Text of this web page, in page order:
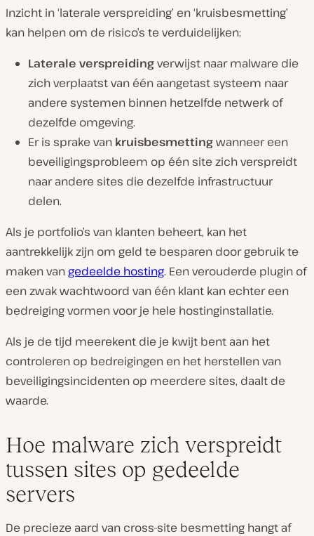
Inzicht in ‘laterale verspreiding’ en ‘kruisbesmetting’
kan helpen om de risico’s te verduidelijken:
Laterale verspreidingverwijst naar malware die
zich verplaatst van één aangetast systeem naar
andere systemen binnen hetzelfde netwerk of
dezelfde omgeving.
Er is sprake van kruisbesmettingwanneer een
beveiligingsprobleem op één site zich verspreidt
naar andere sites die dezelfde infrastructuur
delen.
Als je portfolio’s van klanten beheert, kan het
aantrekkelijk zijn om geld te besparen door gebruik te
maken vangedeelde hosting. Een verouderde plugin of
een zwak wachtwoord van één klant kan echter een
bedreiging vormen voor je hele hostinginstallatie.
Als je de tijd meerekent die je kwijt bent aan het
controleren op bedreigingen en het herstellen van
beveiligingsincidenten op meerdere sites, daalt de
waarde.
Hoe malware zich verspreidt
tussen sites op gedeelde
servers
De precieze aard van cross-site besmetting hangt af